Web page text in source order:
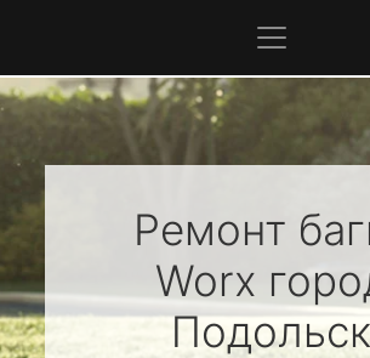
Ремонт
Worx